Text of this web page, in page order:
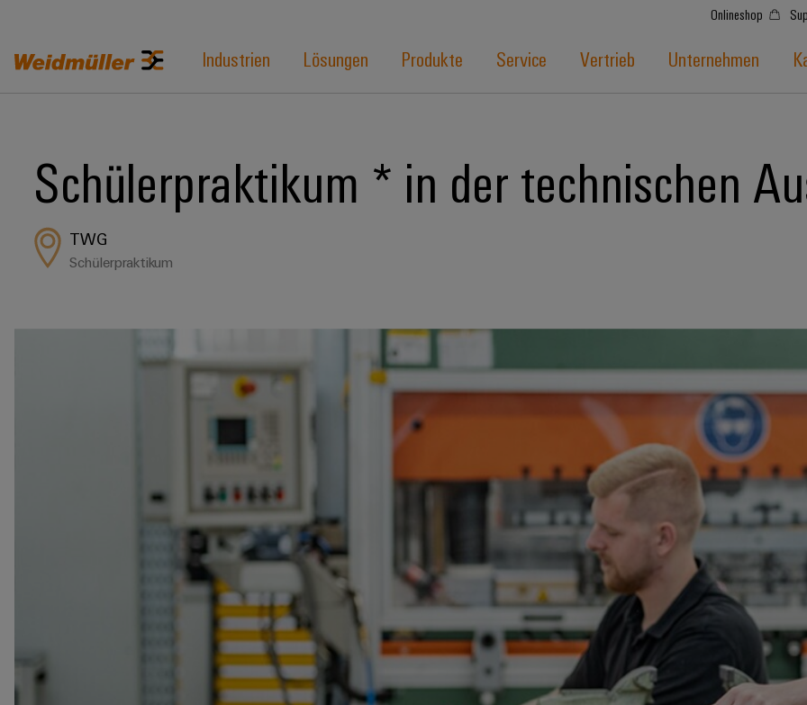
Onlineshop
Industrien Lösungen Produkte Service Vertrieb Unternehmen
Schülerpraktikum * in der technischen
TWG
Schülerpraktikum